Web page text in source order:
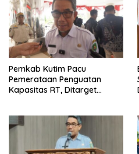
Pemkab Kutim Pacu
Pemerataan Penguatan
Kapasitas RT, Ditarget